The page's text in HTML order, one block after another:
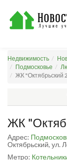
Недвижимость
Подмосковье
ЖК "Октябрьский
ЖК
Адрес:
Октябрьский, ул.
Метро: